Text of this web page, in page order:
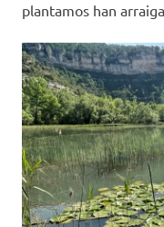
plantamos han